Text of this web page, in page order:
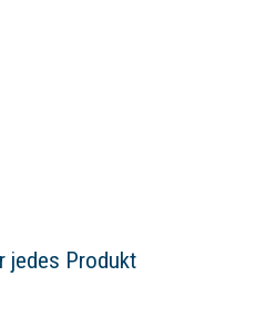
jedes Produkt